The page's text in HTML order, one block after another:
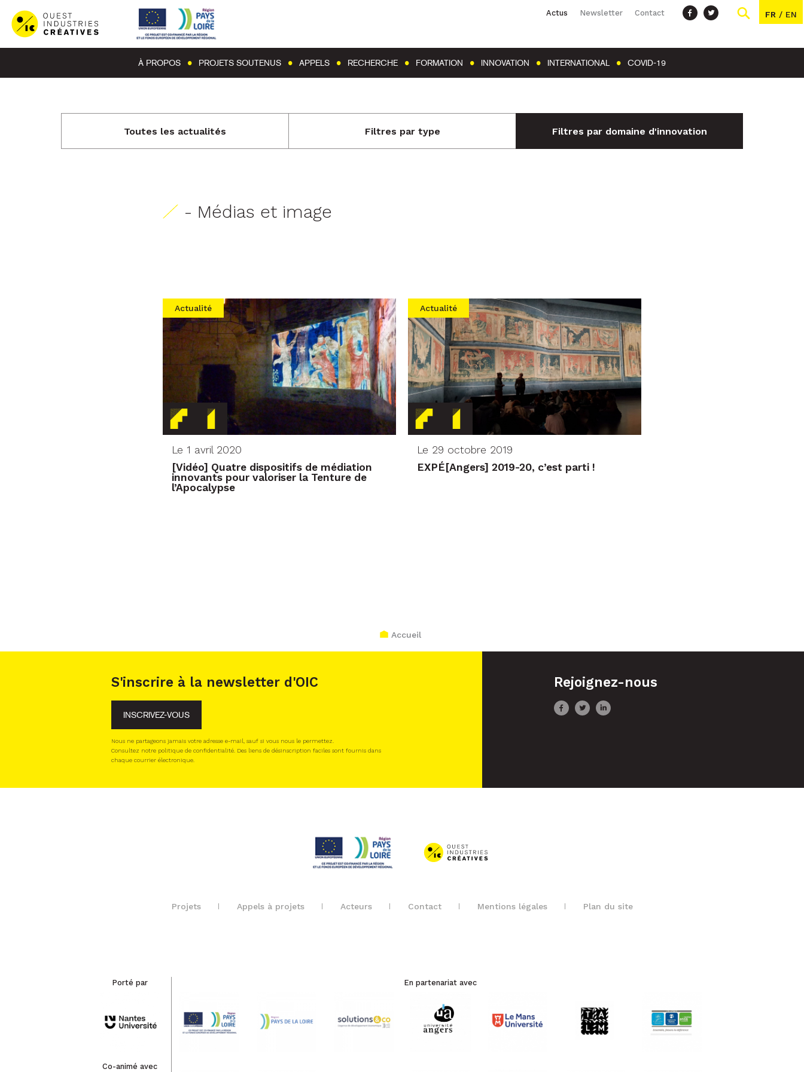
Actus Newsletter Contact FR / EN
À PROPOS PROJETS SOUTENUS APPELS RECHERCHE FORMATION INNOVATION INTERNATIONAL COVID-19
Toutes les actualités Filtres par type Filtres par domaine d'innovation
- Médias et image
Actualité
Le 1 avril 2020
[Vidéo] Quatre dispositifs de médiation
innovants pour valoriser la Tenture de
l’Apocalypse
Actualité
Le 29 octobre 2019
EXPÉ[Angers] 2019-20, c’est parti !
Accueil
S'inscrire à la newsletter d'OIC
INSCRIVEZ-VOUS
Nous ne partageons jamais votre adresse e-mail, sauf si vous nous le permettez.
Consultez notre politique de confidentialité. Des liens de désinscription faciles sont fournis dans
chaque courrier électronique.
Rejoignez-nous
Projets Appels à projets Acteurs Contact Mentions légales Plan du site
Porté par
Co-animé avec
En partenariat avec